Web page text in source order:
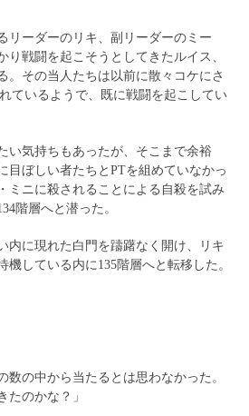
ーダーのリキ、副リーダーのミー
り戦闘を起こそうとしてきたルイス、
。その当人たちは以前に散々コケにさ
ているようで、既に戦闘を起こしてい
い気持ちもあったが、そこまで余裕
目ぼしい者たちとPTを組めていなかっ
ミニに殺されることによる自殺を試み
階層へと潜った。
に現れた白門を躊躇なく開け、リキ
機している内に135階層へと転移した。
数の中から当たるとは思わなかった。
たのかな？」